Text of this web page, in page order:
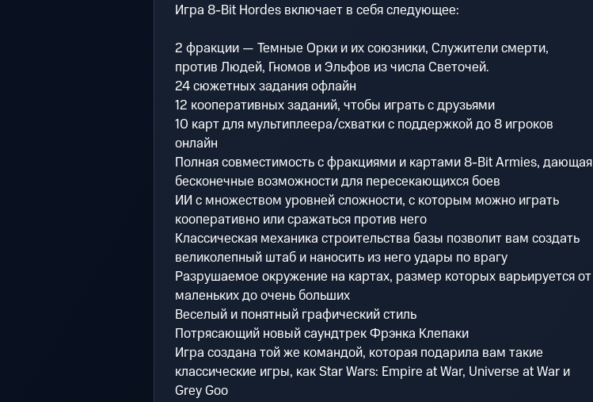
Игра 8-Bit Hordes включает в себя следующее:
2 фракции — Темные Орки и их союзники, Служители смерти,
против Людей, Гномов и Эльфов из числа Светочей.
24 сюжетных задания офлайн
12 кооперативных заданий, чтобы играть с друзьями
10 карт для мультиплеера/схватки с поддержкой до 8 игроков
онлайн
Полная совместимость с фракциями и картами 8-Bit Armies, дающая
бесконечные возможности для пересекающихся боев
ИИ с множеством уровней сложности, с которым можно играть
кооперативно или сражаться против него
Классическая механика строительства базы позволит вам создать
великолепный штаб и наносить из него удары по врагу
Разрушаемое окружение на картах, размер которых варьируется от
маленьких до очень больших
Веселый и понятный графический стиль
Потрясающий новый саундтрек Фрэнка Клепаки
Игра создана той же командой, которая подарила вам такие
классические игры, как Star Wars: Empire at War, Universe at War и
Grey Goo